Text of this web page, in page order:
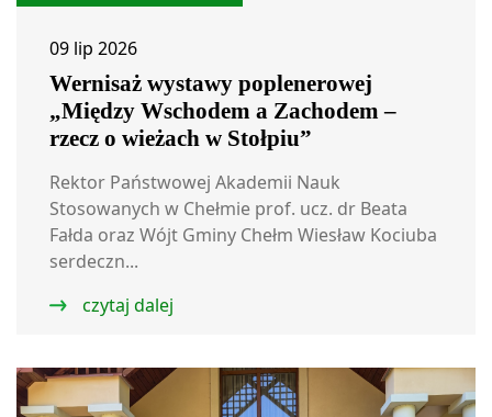
09 lip 2026
Wernisaż wystawy poplenerowej
„Między Wschodem a Zachodem –
rzecz o wieżach w Stołpiu”
Rektor Państwowej Akademii Nauk
Stosowanych w Chełmie prof. ucz. dr Beata
Fałda oraz Wójt Gminy Chełm Wiesław Kociuba
serdeczn...
czytaj dalej